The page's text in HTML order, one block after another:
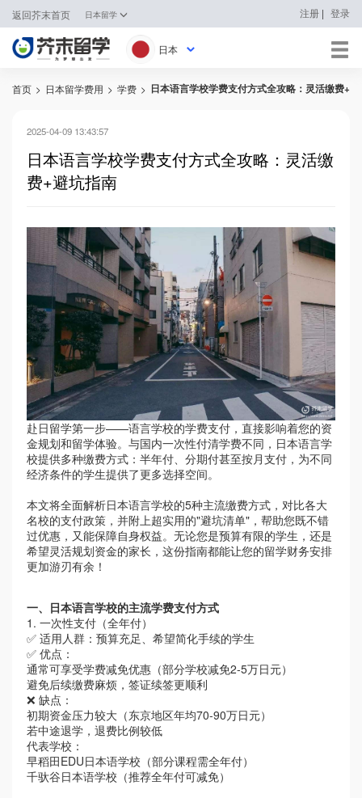
返回芥末首页 日本留学 注册 | 登录
日本
日本
英国
澳大利亚
中国香港
首页 > 日本留学费用 > 学费 > 日本语言学校学费支付方式全攻略：灵活缴费+
2025-04-09 13:43:57
日本语言学校学费支付方式全攻略：灵活缴
费+避坑指南
赴日留学第一步——语言学校的学费支付，直接影响着您的资
金规划和留学体验。与国内一次性付清学费不同，日本语言学
校提供多种缴费方式：半年付、分期付甚至按月支付，为不同
经济条件的学生提供了更多选择空间。
本文将全面解析日本语言学校的5种主流缴费方式，对比各大
名校的支付政策，并附上超实用的"避坑清单"，帮助您既不错
过优惠，又能保障自身权益。无论您是预算有限的学生，还是
希望灵活规划资金的家长，这份指南都能让您的留学财务安排
更加游刃有余！
一、日本语言学校的主流学费支付方式
1. 一次性支付（全年付）
✅ 适用人群：预算充足、希望简化手续的学生
✅ 优点：
通常可享受学费减免优惠（部分学校减免2-5万日元）
避免后续缴费麻烦，签证续签更顺利
❌ 缺点：
初期资金压力较大（东京地区年均70-90万日元）
若中途退学，退费比例较低
代表学校：
早稻田EDU日本语学校（部分课程需全年付）
千驮谷日本语学校（推荐全年付可减免）